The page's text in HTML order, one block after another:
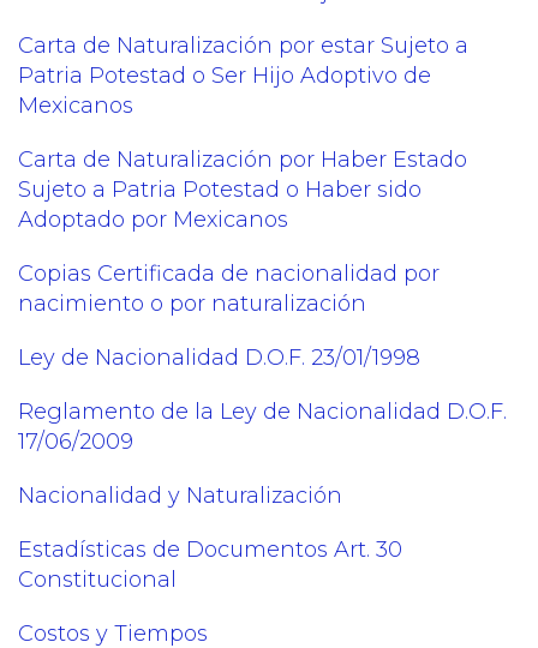
Carta de Naturalización por estar Sujeto a
Patria Potestad o Ser Hijo Adoptivo de
Mexicanos
Carta de Naturalización por Haber Estado
Sujeto a Patria Potestad o Haber sido
Adoptado por Mexicanos
Copias Certificada de nacionalidad por
nacimiento o por naturalización
Ley de Nacionalidad D.O.F. 23/01/1998
Reglamento de la Ley de Nacionalidad D.O.F.
17/06/2009
Nacionalidad y Naturalización
Estadísticas de Documentos Art. 30
Constitucional
Costos y Tiempos